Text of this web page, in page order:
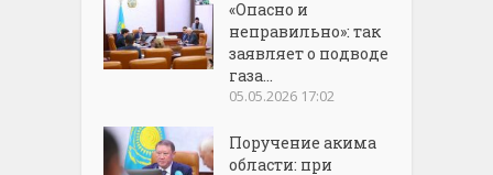
«Опасно и
неправильно»: так
заявляет о подводе
газа...
05.05.2026 17:02
Поручение акима
области: при